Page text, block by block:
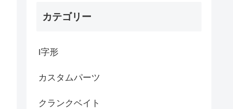
カテゴリー
I字形
カスタムパーツ
クランクベイト